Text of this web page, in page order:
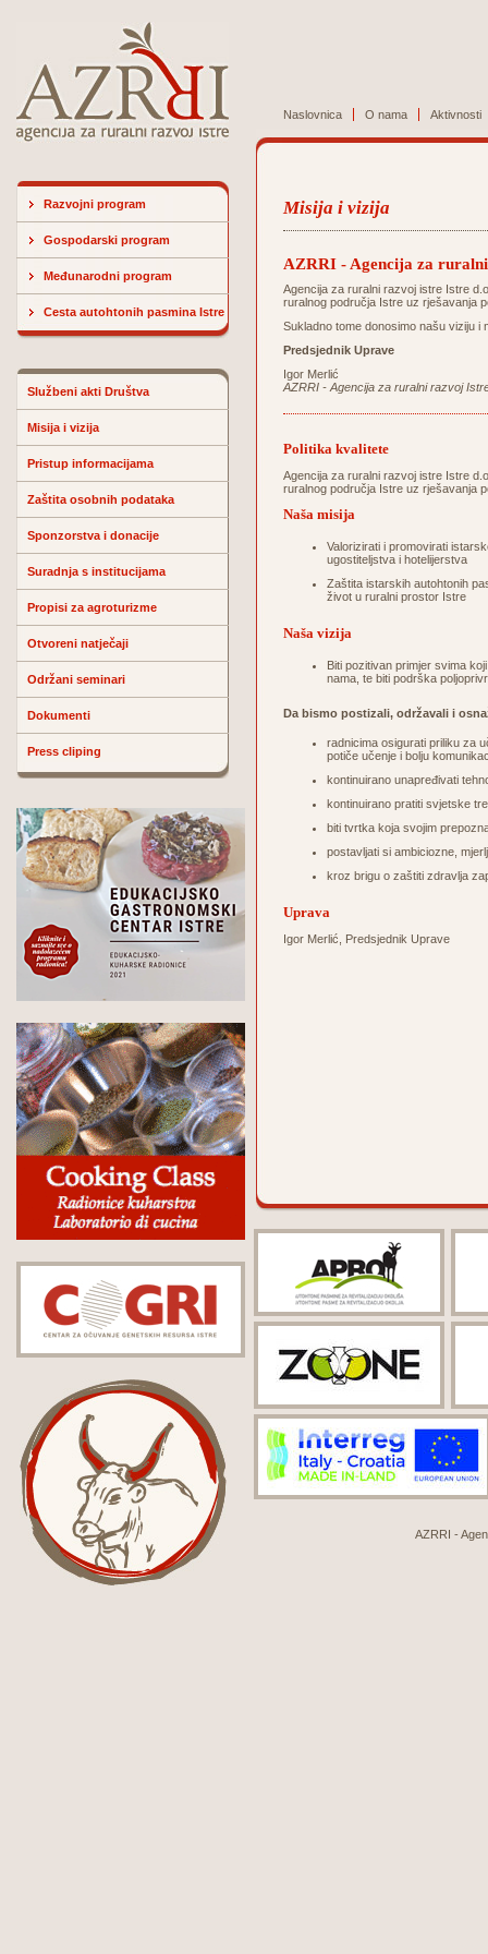
Naslovnica O nama Aktivnosti
Razvojni program
Gospodarski program
Međunarodni program
Cesta autohtonih pasmina Istre
Službeni akti Društva
Misija i vizija
Pristup informacijama
Zaštita osobnih podataka
Sponzorstva i donacije
Suradnja s institucijama
Propisi za agroturizme
Otvoreni natječaji
Održani seminari
Dokumenti
Press cliping
Misija i vizija
AZRRI - Agencija za
Agencija za ruralni razvoj istre Istre
ruralnog područja Istre uz rješavanja
Sukladno tome donosimo našu viziju i
Predsjednik Uprave
Igor Merlić
AZRRI - Agencija za ruralni razvoj
Politika kvalitete
Agencija za ruralni razvoj istre Istre
ruralnog područja Istre uz rješavanja
Naša misija
Valorizirati i promovirati
ugostiteljstva i hotelijerstva
Zaštita istarskih autohtonih
život u ruralni prostor Istre
Naša vizija
Biti pozitivan primjer svima
nama, te biti podrška
Da bismo postizali, održavali i
radnicima osigurati priliku za
potiče učenje i bolju
kontinuirano unapređivati
kontinuirano pratiti svjetske
biti tvrtka koja svojim
postavljati si ambiciozne,
kroz brigu o zaštiti zdravlja
Uprava
Igor Merlić, Predsjednik Uprave
AZRRI -